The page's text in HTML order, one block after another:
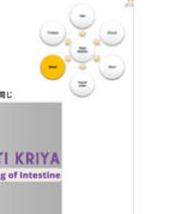
レミアム）